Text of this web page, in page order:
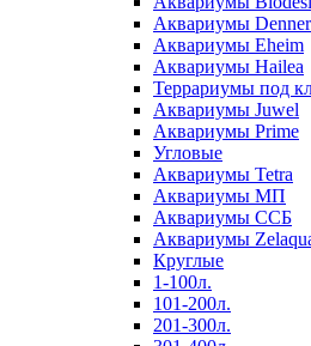
Аквариумы
Аквариумы Eheim
Аквариумы Hailea
Террариумы под
Аквариумы Juwel
Аквариумы Prime
Угловые
Аквариумы Tetra
Аквариумы МП
Аквариумы ССБ
Аквариумы
Круглые
1-100л.
101-200л.
201-300л.